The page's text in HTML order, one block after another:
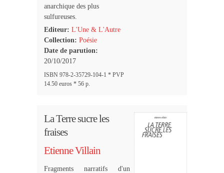
anarchique des plus
sulfureuses.
Editeur: L'Une & L'Autre
Collection: Poésie
Date de parution:
20/10/2017
ISBN 978-2-35729-104-1 * PVP
14.50 euros * 56 p.
La Terre sucre les
fraises
Etienne Villain
Fragments narratifs d'un